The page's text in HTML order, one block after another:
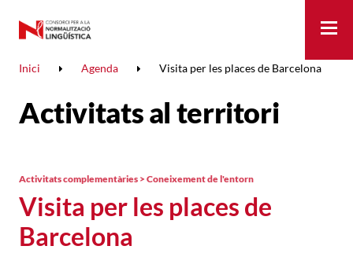
Inici Agenda Visita per les places de Barcelona
Activitats al territori
Visita per les places de
Barcelona
Activitats complementàries > Coneixement de l'entorn